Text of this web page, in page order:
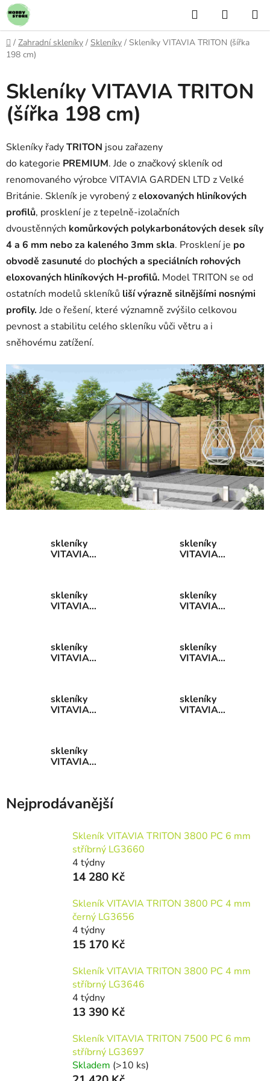
Přejít
na
obsah
Hledat
KOŠÍK
Domů
/ Zahradní skleníky / Skleníky / Skleníky VITAVIA TRITON (šířka
198 cm)
Skleníky VITAVIA TRITON
(šířka 198 cm)
Skleníky řadyTRITON jsou zařazeny
do kategorie PREMIUM. Jde o značkový skleník od
renomovaného výrobce VITAVIA GARDEN LTD z Velké
Británie. Skleník je vyrobený zeloxovaných hliníkových
profilů, prosklení je z tepelně-izolačních
dvoustěnných komůrkových polykarbonátových desek síly
4 a 6 mm nebo za kaleného 3mm skla. Prosklení je po
obvodě zasunuté do plochých a speciálních rohových
eloxovaných hliníkových H-profilů. Model TRITON se od
ostatních modelů skleníků liší výrazně silnějšími nosnými
profily. Jde o řešení, které významně zvýšilo celkovou
pevnost a stabilitu celého skleníku vůči větru a i
sněhovému zatížení.
skleníky
VITAVIA
skleníky
VITAVIA
skleníky
VITAVIA
skleníky
VITAVIA
skleníky
VITAVIA
skleníky
VITAVIA
skleníky
VITAVIA
skleníky
VITAVIA
skleníky
VITAVIA
černý
Nejprodávanější
Skleník VITAVIA TRITON 3800 PC 6 mm
stříbrný LG3660
4 týdny
14 280 Kč
Skleník VITAVIA TRITON 3800 PC 4 mm
černý LG3656
4 týdny
15 170 Kč
Skleník VITAVIA TRITON 3800 PC 4 mm
stříbrný LG3646
4 týdny
13 390 Kč
Skleník VITAVIA TRITON 7500 PC 6 mm
stříbrný LG3697
Skladem (>10 ks)